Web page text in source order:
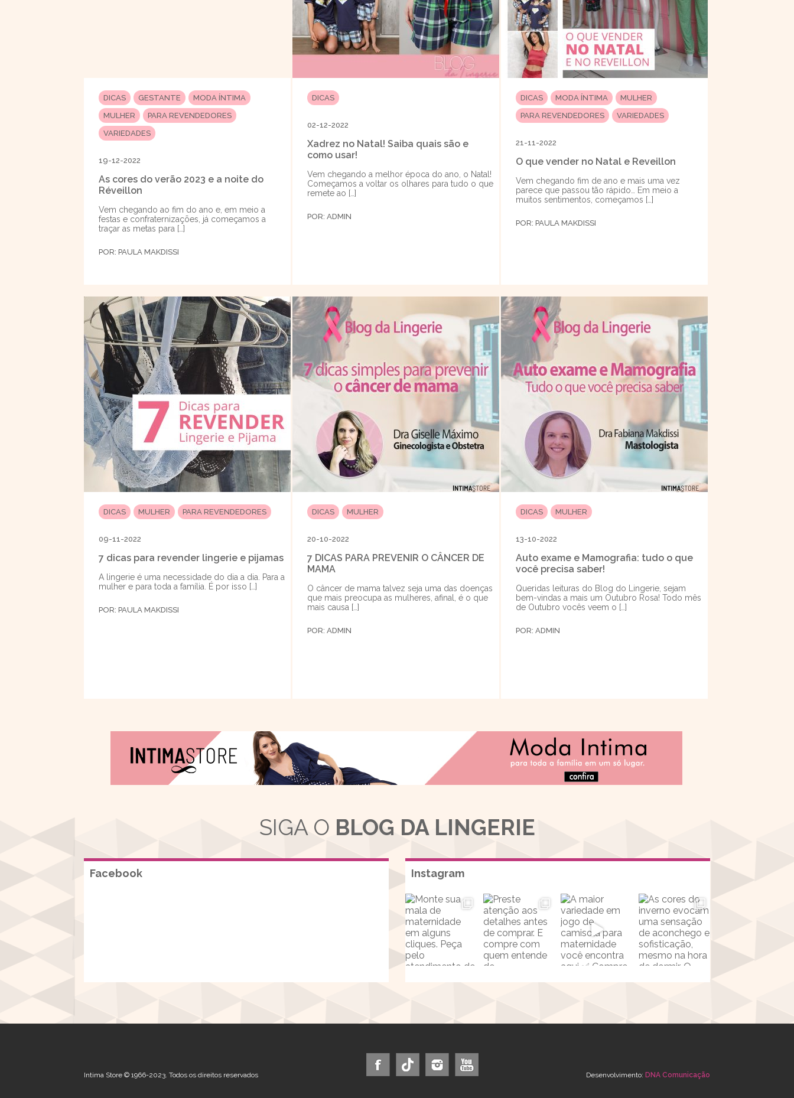
DICAS GESTANTE
MODA ÍNTIMA
MULHER
PARA REVENDEDORES
VARIEDADES
19-12-2022
As cores do verão 2023 e a noite do
Réveillon
Vem chegando ao fim do ano e, em meio a
festas e confraternizações, já começamos a
traçar as metas para […]
POR: PAULA MAKDISSI
DICAS
02-12-2022
Xadrez no Natal! Saiba quais são e
como usar!
Vem chegando a melhor época do ano, o Natal!
Começamos a voltar os olhares para tudo o que
remete ao […]
POR: ADMIN
DICAS MODA ÍNTIMA
MULHER
PARA REVENDEDORES
VARIEDADES
21-11-2022
O que vender no Natal e Reveillon
Vem chegando fim de ano e mais uma vez
parece que passou tão rápido… Em meio a
muitos sentimentos, começamos […]
POR: PAULA MAKDISSI
DICAS MULHER PARA REVENDEDORES
09-11-2022
7 dicas para revender lingerie e pijamas
A lingerie é uma necessidade do dia a dia. Para a
mulher e para toda a família. É por isso […]
POR: PAULA MAKDISSI
DICAS MULHER
20-10-2022
7 DICAS PARA PREVENIR O CÂNCER DE
MAMA
O câncer de mama talvez seja uma das doenças
que mais preocupa as mulheres, afinal, é o que
mais causa […]
POR: ADMIN
DICAS MULHER
13-10-2022
Auto exame e Mamografia: tudo o que
você precisa saber!
Queridas leituras do Blog do Lingerie, sejam
bem-vindas a mais um Outubro Rosa! Todo mês
de Outubro vocês veem o […]
POR: ADMIN
SIGA O BLOG DA LINGERIE
Facebook Instagram
Intima Store © 1966-2023. Todos os direitos reservados Desenvolvimento: DNA Comunicação